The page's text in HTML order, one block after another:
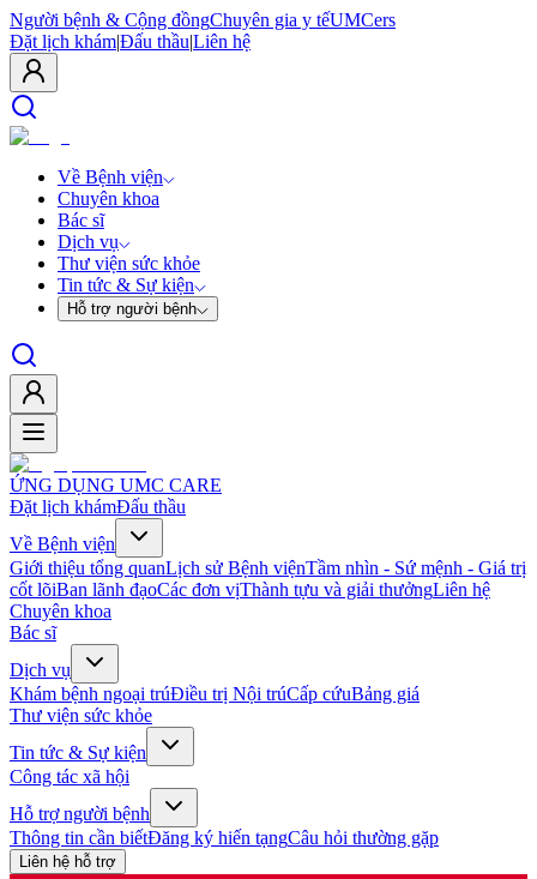
Người bệnh & Cộng đồngChuyên gia y tếUMCers
Đặt lịch khám|Đấu thầu|Liên hệ
Về Bệnh viện
Chuyên khoa
Bác sĩ
Dịch vụ
Thư viện sức khỏe
Tin tức & Sự kiện
Hỗ trợ người bệnh
ỨNG DỤNG UMC CARE
Đặt lịch khámĐấu thầu
Về Bệnh viện
Giới thiệu tổng quanLịch sử Bệnh việnTầm nhìn - Sứ mệnh - Giá trị
cốt lõiBan lãnh đạoCác đơn vịThành tựu và giải thưởngLiên hệ
Chuyên khoa
Bác sĩ
Dịch vụ
Khám bệnh ngoại trúĐiều trị Nội trúCấp cứuBảng giá
Thư viện sức khỏe
Tin tức & Sự kiện
Công tác xã hội
Hỗ trợ người bệnh
Thông tin cần biếtĐăng ký hiến tạngCâu hỏi thường gặp
Liên hệ hỗ trợ